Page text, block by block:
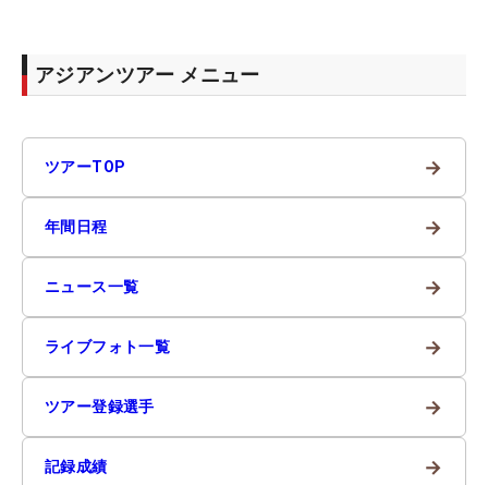
アジアンツアー メニュー
ツアーTOP →
年間日程 →
ニュース一覧 →
ライブフォト一覧 →
ツアー登録選手 →
記録成績 →